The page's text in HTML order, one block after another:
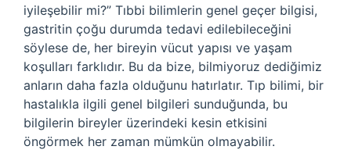
iyileşebilir mi?” Tıbbi bilimlerin genel geçer bilgisi,
gastritin çoğu durumda tedavi edilebileceğini
söylese de, her bireyin vücut yapısı ve yaşam
koşulları farklıdır. Bu da bize, bilmiyoruz dediğimiz
anların daha fazla olduğunu hatırlatır. Tıp bilimi, bir
hastalıkla ilgili genel bilgileri sunduğunda, bu
bilgilerin bireyler üzerindeki kesin etkisini
öngörmek her zaman mümkün olmayabilir.